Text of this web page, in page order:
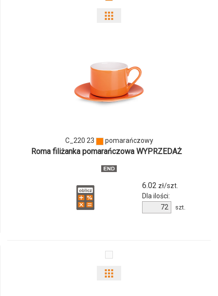
ilości
produktu
C_220 23 pomarańczowy
Roma filiżanka pomarańczowa WYPRZEDAŻ
6.02 zł/szt.
Dla ilości:
produktu
szt.